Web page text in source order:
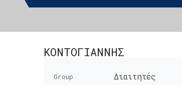
ΚΟΝΤΟΓΙΑΝΝΗΣ
Group Διαιτητές